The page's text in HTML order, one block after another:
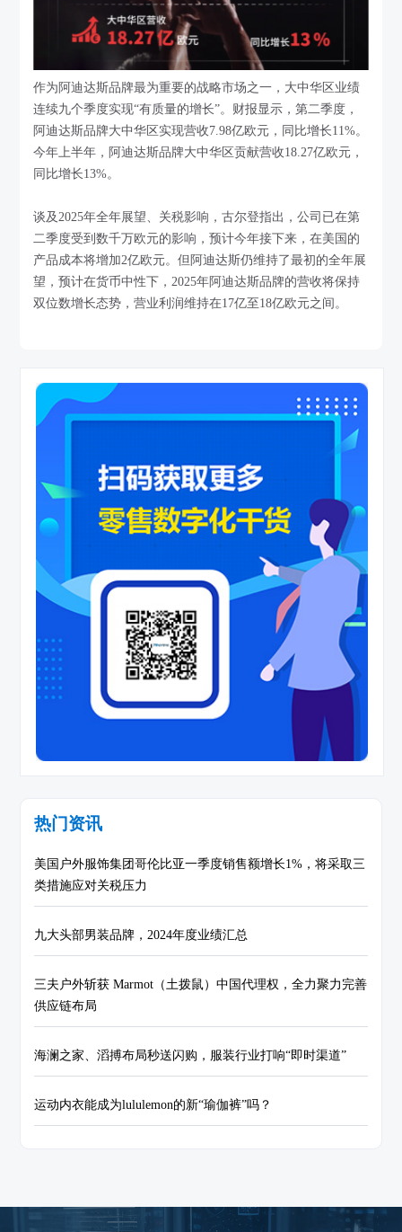
作为阿迪达斯品牌最为重要的战略市场之一，大中华区业绩
连续九个季度实现“有质量的增长”。财报显示，第二季度，
阿迪达斯品牌大中华区实现营收7.98亿欧元，同比增长11%。
今年上半年，阿迪达斯品牌大中华区贡献营收18.27亿欧元，
同比增长13%。
谈及2025年全年展望、关税影响，古尔登指出，公司已在第
二季度受到数千万欧元的影响，预计今年接下来，在美国的
产品成本将增加2亿欧元。但阿迪达斯仍维持了最初的全年展
望，预计在货币中性下，2025年阿迪达斯品牌的营收将保持
双位数增长态势，营业利润维持在17亿至18亿欧元之间。
热门资讯
美国户外服饰集团哥伦比亚一季度销售额增长1%，将采取三
类措施应对关税压力
九大头部男装品牌，2024年度业绩汇总
三夫户外斩获 Marmot（土拨鼠）中国代理权，全力聚力完善
供应链布局
海澜之家、滔搏布局秒送闪购，服装行业打响“即时渠道”
运动内衣能成为lululemon的新“瑜伽裤”吗？